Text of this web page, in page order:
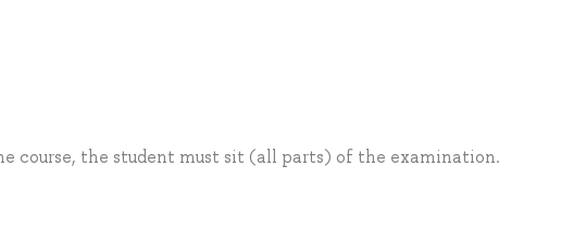
course, the student must sit (all parts) of the examination.